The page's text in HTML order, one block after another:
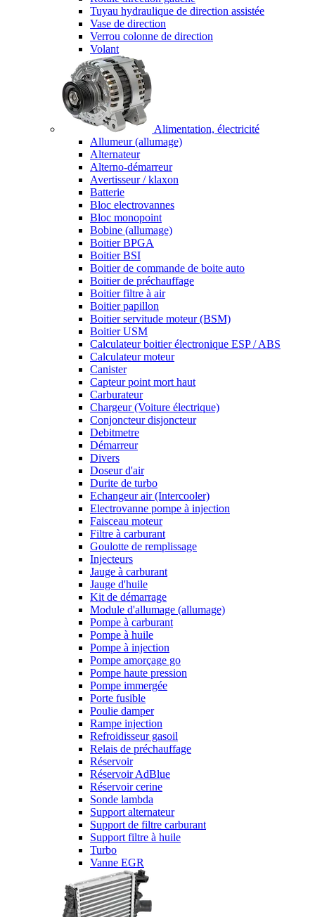
Tuyau hydraulique de direction assistée
Vase de direction
Verrou colonne de direction
Volant
Alimentation, électricité
Allumeur (allumage)
Alternateur
Alterno-démarreur
Avertisseur / klaxon
Batterie
Bloc electrovannes
Bloc monopoint
Bobine (allumage)
Boitier BPGA
Boitier BSI
Boitier de commande de boite auto
Boitier de préchauffage
Boitier filtre à air
Boitier papillon
Boitier servitude moteur (BSM)
Boitier USM
Calculateur boitier électronique ESP / ABS
Calculateur moteur
Canister
Capteur point mort haut
Carburateur
Chargeur (Voiture électrique)
Conjoncteur disjoncteur
Debitmetre
Démarreur
Divers
Doseur d'air
Durite de turbo
Echangeur air (Intercooler)
Electrovanne pompe à injection
Faisceau moteur
Filtre à carburant
Goulotte de remplissage
Injecteurs
Jauge à carburant
Jauge d'huile
Kit de démarrage
Module d'allumage (allumage)
Pompe à carburant
Pompe à huile
Pompe à injection
Pompe amorçage go
Pompe haute pression
Pompe immergée
Porte fusible
Poulie damper
Rampe injection
Refroidisseur gasoil
Relais de préchauffage
Réservoir
Réservoir AdBlue
Réservoir cerine
Sonde lambda
Support alternateur
Support de filtre carburant
Support filtre à huile
Turbo
Vanne EGR